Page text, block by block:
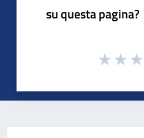
su questa pagina?